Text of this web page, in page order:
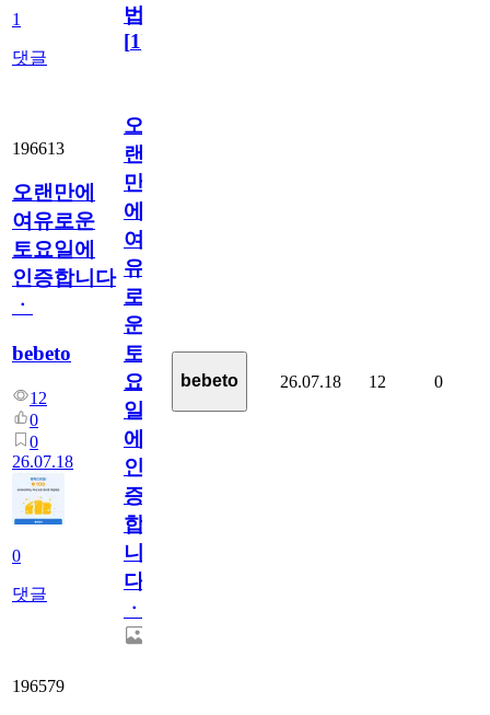
1
댓글
법
[1]
196613
오랜만에
여유로운
토요일에
인증합니다
ㆍ
bebeto
12
0
0
26.07.18
0
댓글
오
랜
만
에
여
유
로
운
토
요
일
에
인
증
합
니
다
ㆍ
bebeto 26.07.18 12 0
196579